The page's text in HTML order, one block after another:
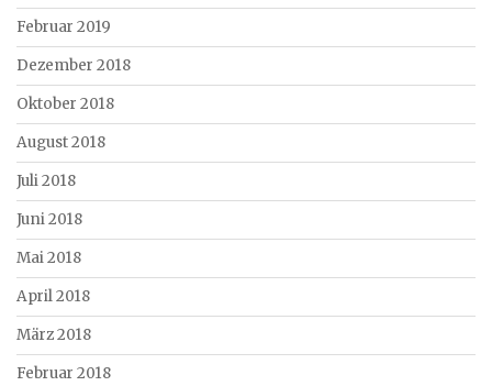
Februar 2019
Dezember 2018
Oktober 2018
August 2018
Juli 2018
Juni 2018
Mai 2018
April 2018
März 2018
Februar 2018